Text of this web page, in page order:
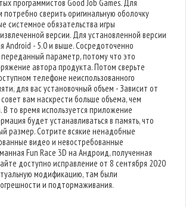
программистов Good Job Games. Для
потребно сверить оригинальную оболочку
системное обязательства игры
версии. Для установленной версии
Android - 5.0 и выше. Сосредоточенно
параметр, потому что это
автора продукта. Потом сверьте
телефоне неиспользованного
для вас установочный объем - Зависит от
вам наскрести больше объема, чем
В то время используется приложение
будет устанавливаться в память, что
размер. Сотрите всякие ненадобные
видео и невостребованные
Fun Race 3D на Андроид, полученная
доступно исправление от 8 сентября 2020
модификацию, там были
и подтормаживания.